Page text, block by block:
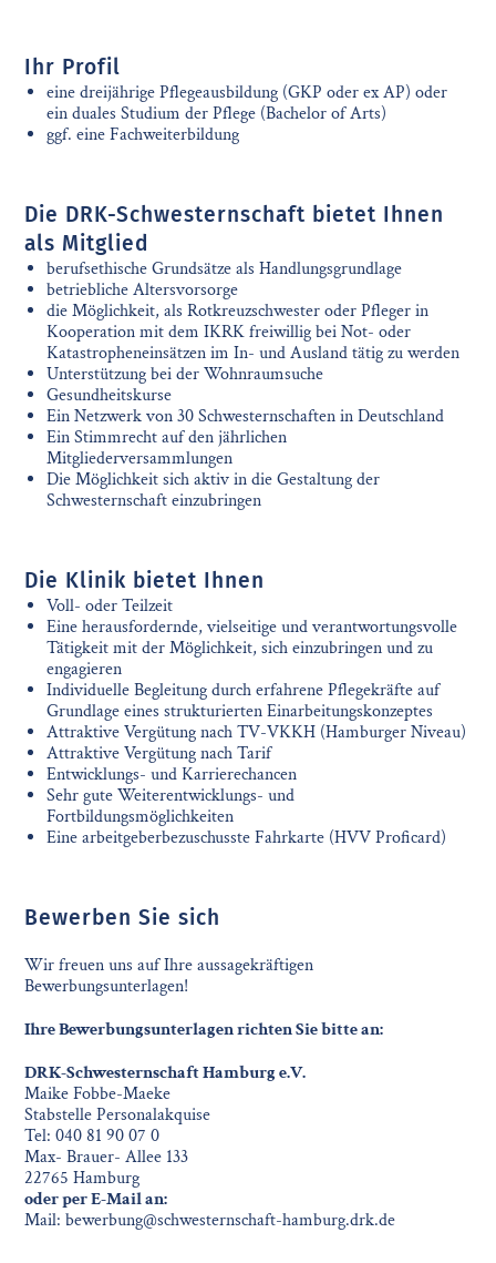
Ihr Profil
eine dreijährige Pflegeausbildung (GKP oder ex AP) oder
ein duales Studium der Pflege (Bachelor of Arts)
ggf. eine Fachweiterbildung
Die DRK-Schwesternschaft bietet Ihnen
als Mitglied
berufsethische Grundsätze als Handlungsgrundlage
betriebliche Altersvorsorge
die Möglichkeit, als Rotkreuzschwester oder Pfleger in
Kooperation mit dem IKRK freiwillig bei Not- oder
Katastropheneinsätzen im In- und Ausland tätig zu werden
Unterstützung bei der Wohnraumsuche
Gesundheitskurse
Ein Netzwerk von 30 Schwesternschaften in Deutschland
Ein Stimmrecht auf den jährlichen
Mitgliederversammlungen
Die Möglichkeit sich aktiv in die Gestaltung der
Schwesternschaft einzubringen
Die Klinik bietet Ihnen
Voll- oder Teilzeit
Eine herausfordernde, vielseitige und verantwortungsvolle
Tätigkeit mit der Möglichkeit, sich einzubringen und zu
engagieren
Individuelle Begleitung durch erfahrene Pflegekräfte auf
Grundlage eines strukturierten Einarbeitungskonzeptes
Attraktive Vergütung nach TV-VKKH (Hamburger Niveau)
Attraktive Vergütung nach Tarif
Entwicklungs- und Karrierechancen
Sehr gute Weiterentwicklungs- und
Fortbildungsmöglichkeiten
Eine arbeitgeberbezuschusste Fahrkarte (HVV Proficard)
Bewerben Sie sich
Wir freuen uns auf Ihre aussagekräftigen
Bewerbungsunterlagen!
Ihre Bewerbungsunterlagen richten Sie bitte an:
DRK-Schwesternschaft Hamburg e.V.
Maike Fobbe-Maeke
Stabstelle Personalakquise
Tel: 040 81 90 07 0
Max- Brauer- Allee 133
22765 Hamburg
oder per E-Mail an:
Mail:bewerbung@schwesternschaft-hamburg.drk.de